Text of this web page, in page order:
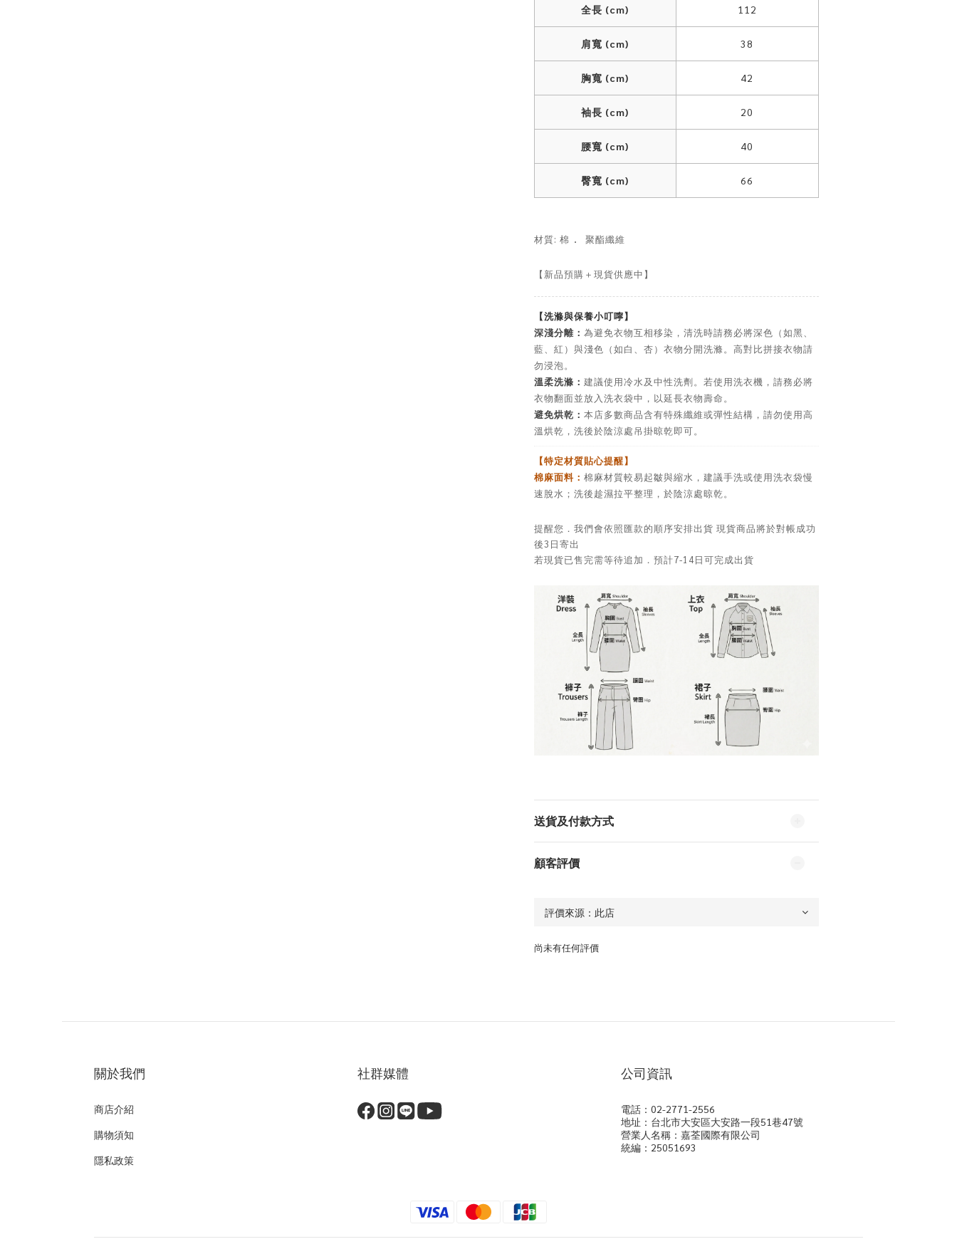
全長 (cm) 112
肩寬 (cm) 38
胸寬 (cm) 42
袖長 (cm) 20
腰寬 (cm) 40
臀寬 (cm) 66
材質: 棉 ． 聚酯纖維
【新品預購＋現貨供應中】
【洗滌與保養小叮嚀】
深淺分離： 為避免衣物互相移染，清洗時請務必將深色（如黑、
藍、紅）與淺色（如白、杏）衣物分開洗滌。高對比拼接衣物請
勿浸泡。
溫柔洗滌： 建議使用冷水及中性洗劑。若使用洗衣機，請務必將
衣物翻面並放入洗衣袋中，以延長衣物壽命。
避免烘乾： 本店多數商品含有特殊纖維或彈性結構，請勿使用高
溫烘乾，洗後於陰涼處吊掛晾乾即可。
【特定材質貼心提醒】
棉麻面料： 棉麻材質較易起皺與縮水，建議手洗或使用洗衣袋慢
速脫水；洗後趁濕拉平整理，於陰涼處晾乾。
提醒您．我們會依照匯款的順序安排出貨 現貨商品將於對帳成功
後3日寄出
若現貨已售完需等待追加．預計7-14日可完成出貨
送貨及付款方式
顧客評價
尚未有任何評價
關於我們
商店介紹
購物須知
隱私政策
社群媒體 公司資訊
電話：02-2771-2556
地址：台北市大安區大安路一段51巷47號
營業人名稱：嘉荃國際有限公司
統編：25051693